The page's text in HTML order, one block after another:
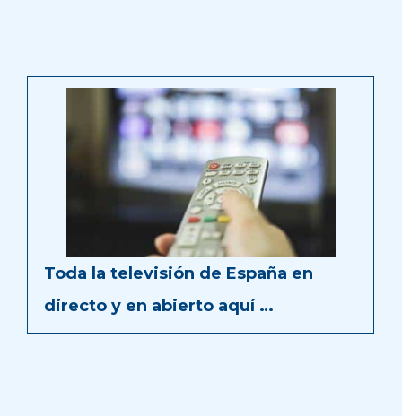
Toda la televisión de España en
directo y en abierto aquí …